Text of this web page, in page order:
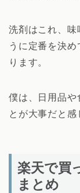
洗剤はこれ、味
うに定番を決
ります。
僕は、日用品や
とが大事だと感
楽天で買
まとめ